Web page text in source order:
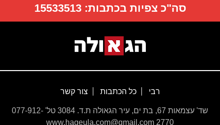
סה"כ צפיות בכתבות:15533513
רבי כל הכתבות צור קשר
שד' עצמאות 67, בת ים, עיר הגאולה ת.ד. 3084 טל' 077-912-
2770 www.hageula.com@gmail.com